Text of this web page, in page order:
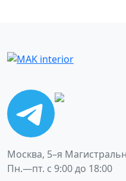
Москва, 5–я
Пн.—пт. с 9:00 до 18:00